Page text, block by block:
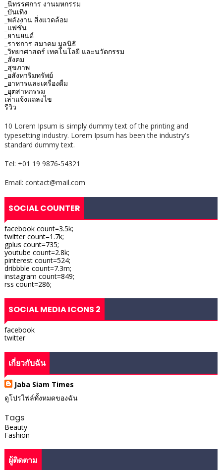
_นิทรรศการ งานมหกรรม
_บันเทิง
_พลังงาน สิ่งแวดล้อม
_แฟชั่น
_ยานยนต์
_ราชการ สมาคม มูลนิธิ
_วิทยาศาสตร์ เทคโนโลยี และนวัตกรรม
_สังคม
_สุขภาพ
_อสังหาริมทรัพย์
_อาหารและเครื่องดื่ม
_อุตสาหกรรม
เล่าแจ้งแถลงไข
รีวิว
10 Lorem Ipsum is simply dummy text of the printing and
typesetting industry. Lorem Ipsum has been the industry's
standard dummy text.
Tel: +01 19 9876-54321
Email: contact@mail.com
SOCIAL COUNTER
facebook count=3.5k;
twitter count=1.7k;
gplus count=735;
youtube count=2.8k;
pinterest count=524;
dribbble count=7.3m;
instagram count=849;
rss count=286;
SOCIAL MEDIA ICONS 2
facebook
twitter
เกี่ยวกับฉัน
Jaba Siam Times
ดูโปรไฟล์ทั้งหมดของฉัน
Tags
Beauty
Fashion
ผู้ติดตาม